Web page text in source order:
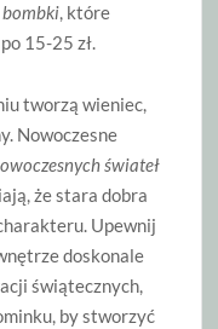
bombki, które
15-25 zł.
tworzą wieniec,
Nowoczesne
świateł
że stara dobra
Upewnij
doskonale
świątecznych,
by stworzyć